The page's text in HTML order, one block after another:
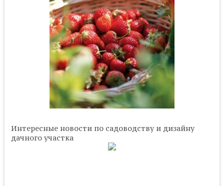
Интересные новости по садоводству и дизайну
дачного участка